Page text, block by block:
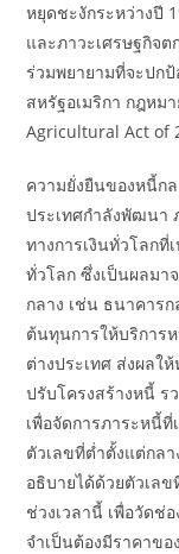
หยุดชะงักระหว่างปี
และภาวะเศรษฐกิจ
ร่วมพยายามที่จะปก
สหรัฐอเมริกา กฎห
Agricultural Act of
ความยั่งยืนของหนี้ก
ประเทศกำลังพัฒนา
ทางการเงินทั่วโลกที่
ทั่วโลก ซึ่งเป็นผลมา
กลาง เช่น ธนาคาร
ต้นทุนการให้บริการ
ต่างประเทศ ส่งผลใ
ปรับโครงสร้างหนี้ ร
เพื่อจัดการภาระหนี้
ตัวเลขที่ต่ำตั้งแต่กล
อธิบายได้ด้วยตัวเล
ช่วงเวลานี้ เพื่อวัดช่
จำเป็นต้องมีราคาข